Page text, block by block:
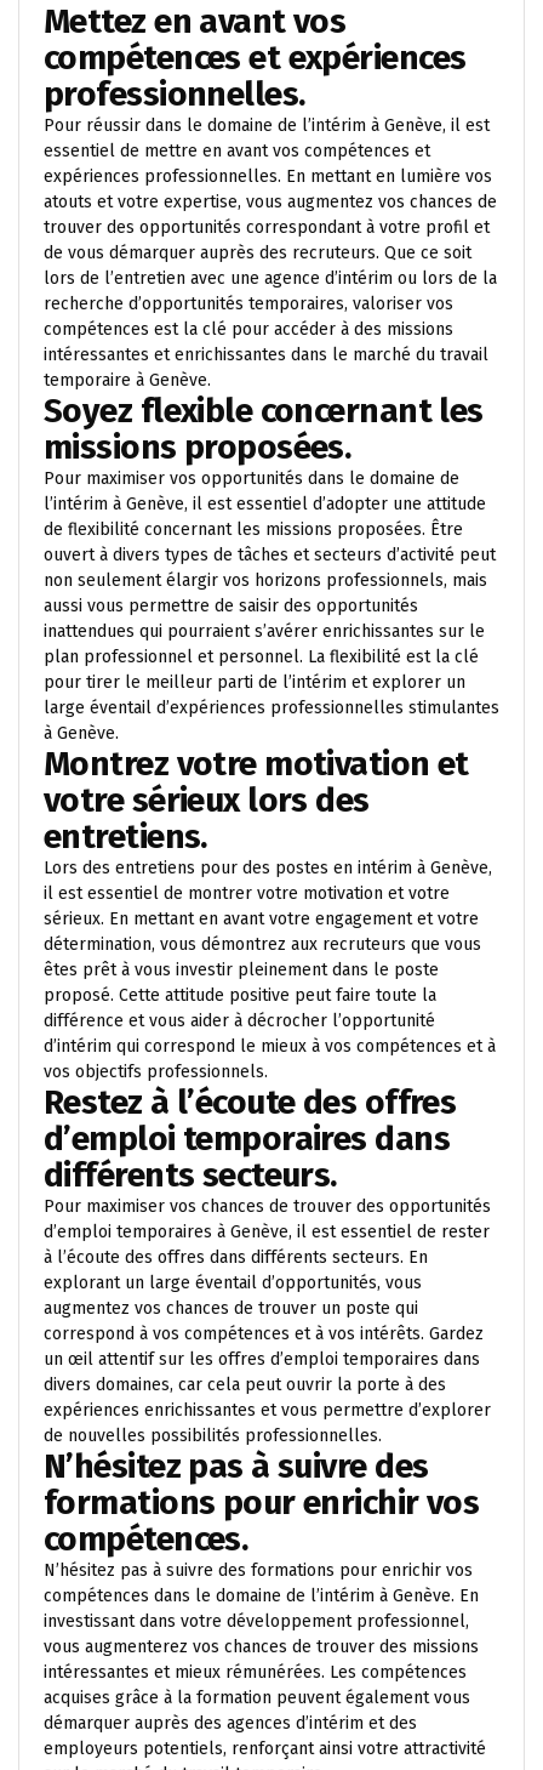
Mettez en avant vos
compétences et expériences
professionnelles.
Pour réussir dans le domaine de l’intérim à Genève, il est
essentiel de mettre en avant vos compétences et
expériences professionnelles. En mettant en lumière vos
atouts et votre expertise, vous augmentez vos chances de
trouver des opportunités correspondant à votre profil et
de vous démarquer auprès des recruteurs. Que ce soit
lors de l’entretien avec une agence d’intérim ou lors de la
recherche d’opportunités temporaires, valoriser vos
compétences est la clé pour accéder à des missions
intéressantes et enrichissantes dans le marché du travail
temporaire à Genève.
Soyez flexible concernant les
missions proposées.
Pour maximiser vos opportunités dans le domaine de
l’intérim à Genève, il est essentiel d’adopter une attitude
de flexibilité concernant les missions proposées. Être
ouvert à divers types de tâches et secteurs d’activité peut
non seulement élargir vos horizons professionnels, mais
aussi vous permettre de saisir des opportunités
inattendues qui pourraient s’avérer enrichissantes sur le
plan professionnel et personnel. La flexibilité est la clé
pour tirer le meilleur parti de l’intérim et explorer un
large éventail d’expériences professionnelles stimulantes
à Genève.
Montrez votre motivation et
votre sérieux lors des
entretiens.
Lors des entretiens pour des postes en intérim à Genève,
il est essentiel de montrer votre motivation et votre
sérieux. En mettant en avant votre engagement et votre
détermination, vous démontrez aux recruteurs que vous
êtes prêt à vous investir pleinement dans le poste
proposé. Cette attitude positive peut faire toute la
différence et vous aider à décrocher l’opportunité
d’intérim qui correspond le mieux à vos compétences et à
vos objectifs professionnels.
Restez à l’écoute des offres
d’emploi temporaires dans
différents secteurs.
Pour maximiser vos chances de trouver des opportunités
d’emploi temporaires à Genève, il est essentiel de rester
à l’écoute des offres dans différents secteurs. En
explorant un large éventail d’opportunités, vous
augmentez vos chances de trouver un poste qui
correspond à vos compétences et à vos intérêts. Gardez
un œil attentif sur les offres d’emploi temporaires dans
divers domaines, car cela peut ouvrir la porte à des
expériences enrichissantes et vous permettre d’explorer
de nouvelles possibilités professionnelles.
N’hésitez pas à suivre des
formations pour enrichir vos
compétences.
N’hésitez pas à suivre des formations pour enrichir vos
compétences dans le domaine de l’intérim à Genève. En
investissant dans votre développement professionnel,
vous augmenterez vos chances de trouver des missions
intéressantes et mieux rémunérées. Les compétences
acquises grâce à la formation peuvent également vous
démarquer auprès des agences d’intérim et des
employeurs potentiels, renforçant ainsi votre attractivité